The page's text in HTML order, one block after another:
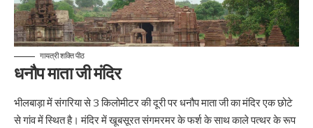
गायत्री शक्ति पीठ
धनौप माता जी मंदिर
भीलबाड़ा में संगरिया से 3 किलोमीटर की दूरी पर धनौप माता जी का मंदिर एक छोटे
से गांव में स्थित है। मंदिर में खूबसूरत संगमरमर के फर्श के साथ काले पत्थर के रूप